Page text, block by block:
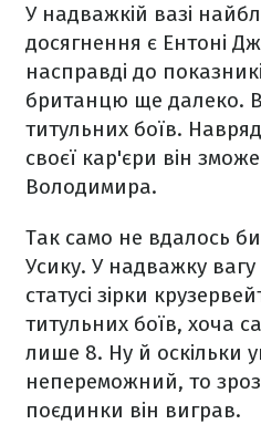
У надважкій вазі
досягнення є Ентоні
насправді до
британцю ще далеко.
титульних боїв.
своєї кар'єри він
Володимира.
Так само не вдалось
Усику. У надважку
статусі зірки
титульних боїв, хоча
лише 8. Ну й оскільки
непереможний, то
поєдинки він виграв.